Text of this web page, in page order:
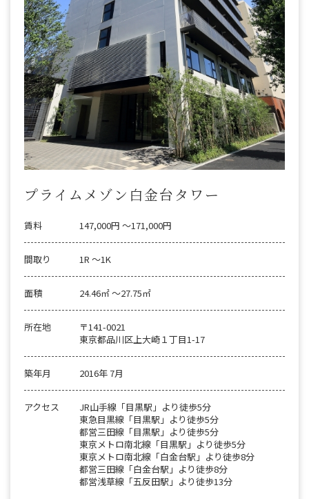
プライムメゾン白金台タワー
賃料 147,000円 〜171,000円
間取り 1R 〜1K
面積 24.46㎡ 〜27.75㎡
所在地
〒141-0021
東京都品川区上大崎１丁目1-17
築年月 2016年 7月
アクセス
JR山手線「目黒駅」より徒歩5分
東急目黒線「目黒駅」より徒歩5分
都営三田線「目黒駅」より徒歩5分
東京メトロ南北線「目黒駅」より徒歩5分
東京メトロ南北線「白金台駅」より徒歩8分
都営三田線「白金台駅」より徒歩8分
都営浅草線「五反田駅」より徒歩13分